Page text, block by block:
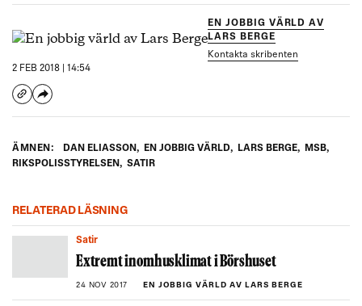
EN JOBBIG VÄRLD AV
LARS BERGE
Kontakta skribenten
2 FEB 2018 | 14:54
ÄMNEN: DAN ELIASSON, EN JOBBIG VÄRLD, LARS BERGE, MSB,
RIKSPOLISSTYRELSEN, SATIR
RELATERAD LÄSNING
Satir
Extremt inomhusklimat i Börshuset
24 NOV 2017 EN JOBBIG VÄRLD AV LARS BERGE